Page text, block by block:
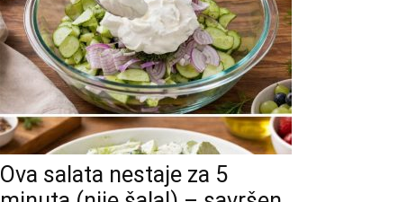
Ova salata nestaje za 5